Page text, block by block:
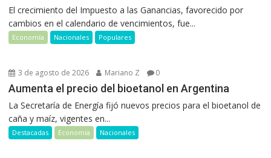
El crecimiento del Impuesto a las Ganancias, favorecido por
cambios en el calendario de vencimientos, fue...
Economía Nacionales Populares
3 de agosto de 2026 Mariano Z 0
Aumenta el precio del bioetanol en Argentina
La Secretaría de Energía fijó nuevos precios para el bioetanol de
caña y maíz, vigentes en...
Destacadas Economía Nacionales